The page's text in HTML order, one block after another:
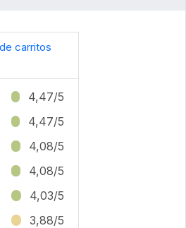
carritos
4,47/5
4,47/5
4,08/5
4,08/5
4,03/5
3,88/5